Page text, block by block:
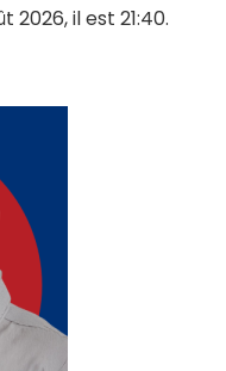
2026, il est 21:40.